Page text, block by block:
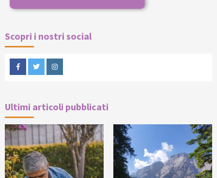
Scopri i nostri social
FacebookTwitterInstagram
Ultimi articoli pubblicati